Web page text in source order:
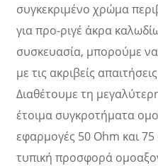
συγκεκριμένο χρώμα
για προ-ριγέ άκρα
συσκευασία, μπορούμε
με τις ακριβείς
Διαθέτουμε τη
έτοιμα συγκροτήματα
εφαρμογές 50 Ohm και
τυπική προσφορά